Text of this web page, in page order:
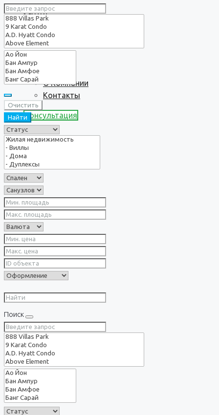
Услуги
О нас
О Компании
Контакты
Консультация
Очистить
Найти
Поиск